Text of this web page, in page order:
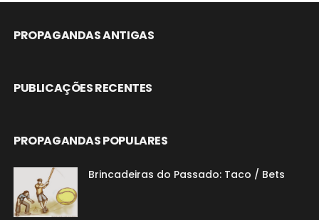
PROPAGANDAS ANTIGAS
PUBLICAÇÕES RECENTES
PROPAGANDAS POPULARES
Brincadeiras do Passado: Taco / Bets